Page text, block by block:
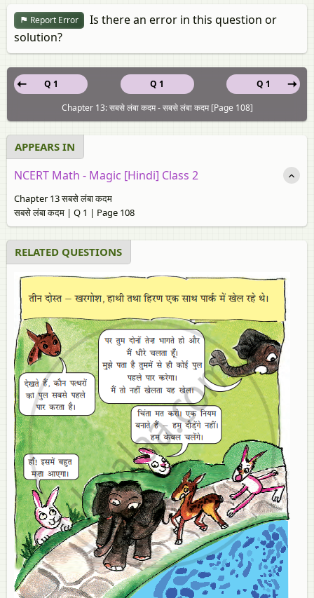
Report Error
Is there an error in this question or
solution?
Q 1
Q 1
Q 1
Chapter 13: सबसे लंबा कदम - सबसे लंबा कदम [Page 108]
APPEARS IN
NCERT Math - Magic [Hindi] Class 2
Chapter 13 सबसे लंबा कदम
सबसे लंबा कदम | Q 1 | Page 108
RELATED QUESTIONS